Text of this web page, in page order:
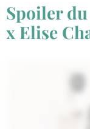
Spoiler
x Elise